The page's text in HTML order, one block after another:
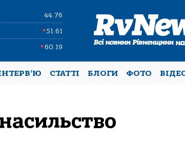
44.76
▼51.61
▼60.19
СТАТТІ БЛОГИ ФОТО